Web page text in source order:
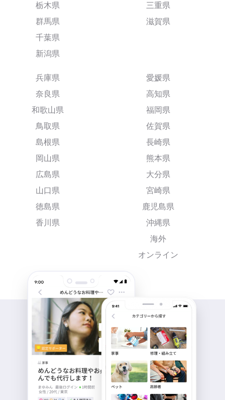
栃木県
群馬県
千葉県
新潟県
三重県
滋賀県
兵庫県
奈良県
和歌山県
鳥取県
島根県
岡山県
広島県
山口県
徳島県
香川県
愛媛県
高知県
福岡県
佐賀県
長崎県
熊本県
大分県
宮崎県
鹿児島県
沖縄県
海外
オンライン